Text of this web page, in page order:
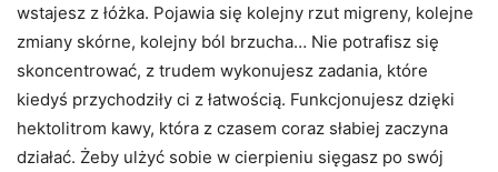
wstajesz z łóżka. Pojawia się kolejny rzut migreny, kolejne
zmiany skórne, kolejny ból brzucha… Nie potrafisz się
skoncentrować, z trudem wykonujesz zadania, które
kiedyś przychodziły ci z łatwością. Funkcjonujesz dzięki
hektolitrom kawy, która z czasem coraz słabiej zaczyna
działać. Żeby ulżyć sobie w cierpieniu sięgasz po swój